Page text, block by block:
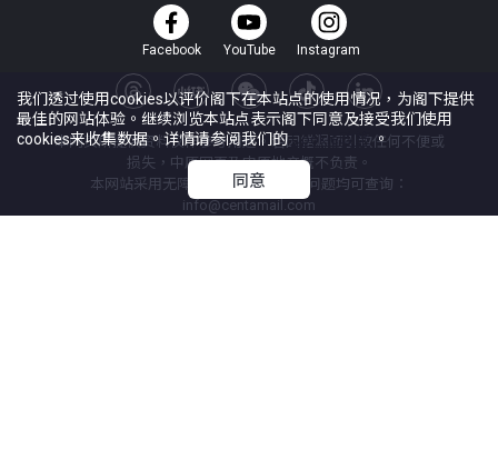
Facebook YouTube Instagram
本网页所提供资料仅作参考用途。若因错漏而引致任何不便或
损失，中原网页及中原地产概不负责。
本网站采用无障碍网页设计，任何问题均可查询：
info@centamail.com
我们透过使用cookies以评价阁下在本站点的使用情况，为阁下提供
最佳的网站体验。继续浏览本站点表示阁下同意及接受我们使用
cookies来收集数据。详情请参阅我们的Cookie政策。
同意